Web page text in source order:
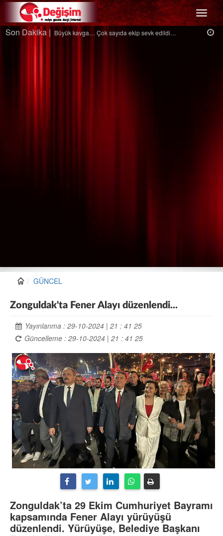
Menü
Son Dakika |Ağaçtan düştü…
GÜNCEL
Zonguldak'ta Fener Alayı düzenlendi...
Yayınlanma : 29-10-2024 | 21 : 41 25
Güncelleme : 29-10-2024 | 21 : 41 25
Zonguldak’ta 29 Ekim Cumhuriyet Bayramı
kapsamında Fener Alayı yürüyüşü
düzenlendi. Yürüyüşe, Belediye Başkanı